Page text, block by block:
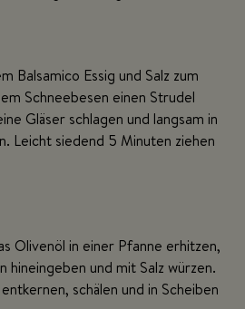
Balsamico Essig und Salz zum
Schneebesen einen Strudel
Gläser schlagen und langsam in
Leicht siedend 5 Minuten ziehen
Olivenöl in einer Pfanne erhitzen,
hineingeben und mit Salz würzen.
schälen und in Scheiben